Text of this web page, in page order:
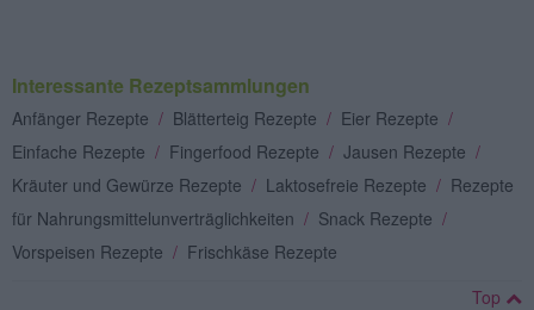
Interessante Rezeptsammlungen
Anfänger Rezepte / Blätterteig Rezepte / Eier Rezepte /
Einfache Rezepte / Fingerfood Rezepte / Jausen Rezepte /
Kräuter und Gewürze Rezepte / Laktosefreie Rezepte / Rezepte
für Nahrungsmittelunverträglichkeiten / Snack Rezepte /
Vorspeisen Rezepte / Frischkäse Rezepte
Top